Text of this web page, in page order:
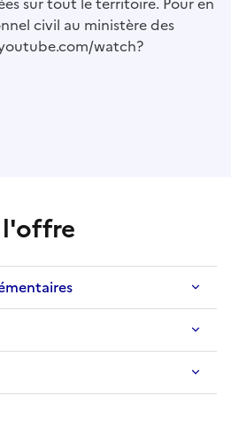
civil au ministère des
watch?